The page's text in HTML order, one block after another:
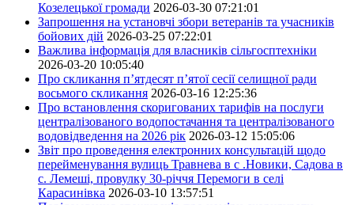
Козелецької громади 2026-03-30 07:21:01
Запрошення на установчі збори ветеранів та учасників
бойових дій 2026-03-25 07:22:01
Важлива інформація для власників сільгосптехніки
2026-03-20 10:05:40
Про скликання п’ятдесят п’ятої сесії селищної ради
восьмого скликання 2026-03-16 12:25:36
Про встановлення скоригованих тарифів на послуги
централізованого водопостачання та централізованого
водовідведення на 2026 рік 2026-03-12 15:05:06
Звіт про проведення електронних консультацій щодо
перейменування вулиць Травнева в с .Новики, Садова в
с. Лемеші, провулку 30-річчя Перемоги в селі
Карасинівка 2026-03-10 13:57:51